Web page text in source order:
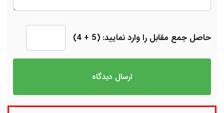
حاصل جمع مقابل را وارد نمایید: (5 + 4)